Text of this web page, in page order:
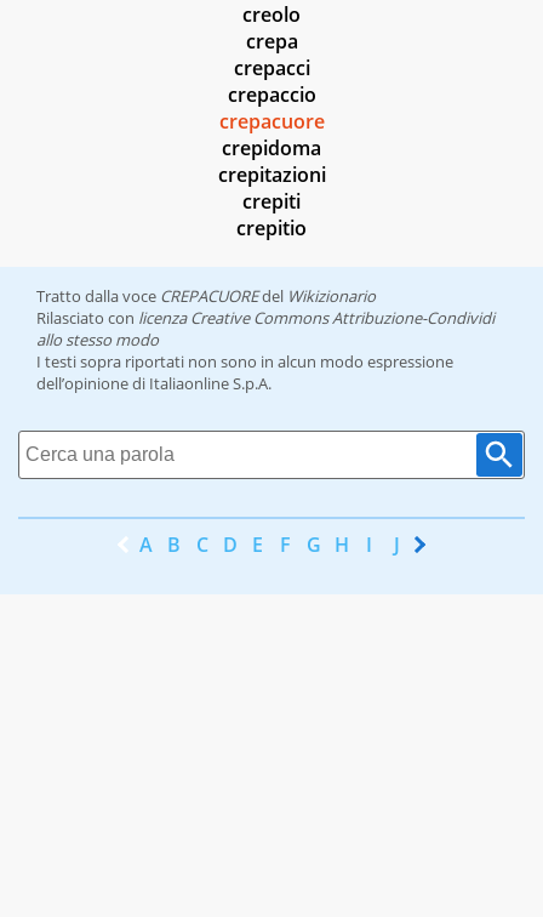
creolo
crepa
crepacci
crepaccio
crepacuore
crepidoma
crepitazioni
crepiti
crepitio
Tratto dalla voce CREPACUOREdel Wikizionario
Rilasciato con licenza Creative Commons Attribuzione-Condividi
allo stesso modo
I testi sopra riportati non sono in alcun modo espressione
dell’opinione di Italiaonline S.p.A.
A B C D E F G H I J K